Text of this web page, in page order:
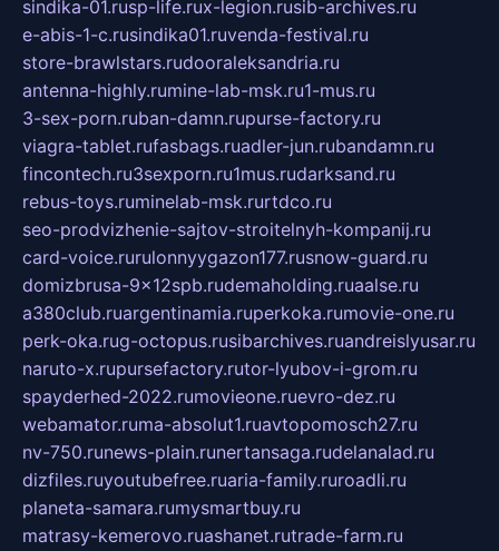
sindika-01.rusp-life.rux-legion.rusib-archives.ru
e-abis-1-c.rusindika01.ruvenda-festival.ru
store-brawlstars.rudooraleksandria.ru
antenna-highly.rumine-lab-msk.ru1-mus.ru
3-sex-porn.ruban-damn.rupurse-factory.ru
viagra-tablet.rufasbags.ruadler-jun.rubandamn.ru
fincontech.ru3sexporn.ru1mus.rudarksand.ru
rebus-toys.ruminelab-msk.rurtdco.ru
seo-prodvizhenie-sajtov-stroitelnyh-kompanij.ru
card-voice.rurulonnyygazon177.rusnow-guard.ru
domizbrusa-9x12spb.rudemaholding.ruaalse.ru
a380club.ruargentinamia.ruperkoka.rumovie-one.ru
perk-oka.rug-octopus.rusibarchives.ruandreislyusar.ru
naruto-x.rupursefactory.rutor-lyubov-i-grom.ru
spayderhed-2022.rumovieone.ruevro-dez.ru
webamator.ruma-absolut1.ruavtopomosch27.ru
nv-750.runews-plain.runertansaga.rudelanalad.ru
dizfiles.ruyoutubefree.ruaria-family.ruroadli.ru
planeta-samara.rumysmartbuy.ru
matrasy-kemerovo.ruashanet.rutrade-farm.ru